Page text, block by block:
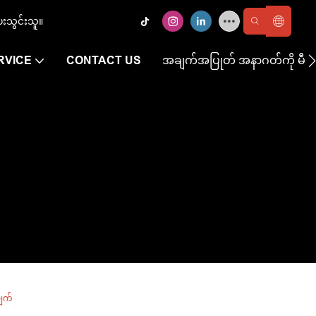
းသွင်းသူ။
CONTACT US အချက်အပြုတ် အနာဂတ်ကို မီးထို